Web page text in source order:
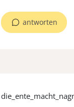
antworten